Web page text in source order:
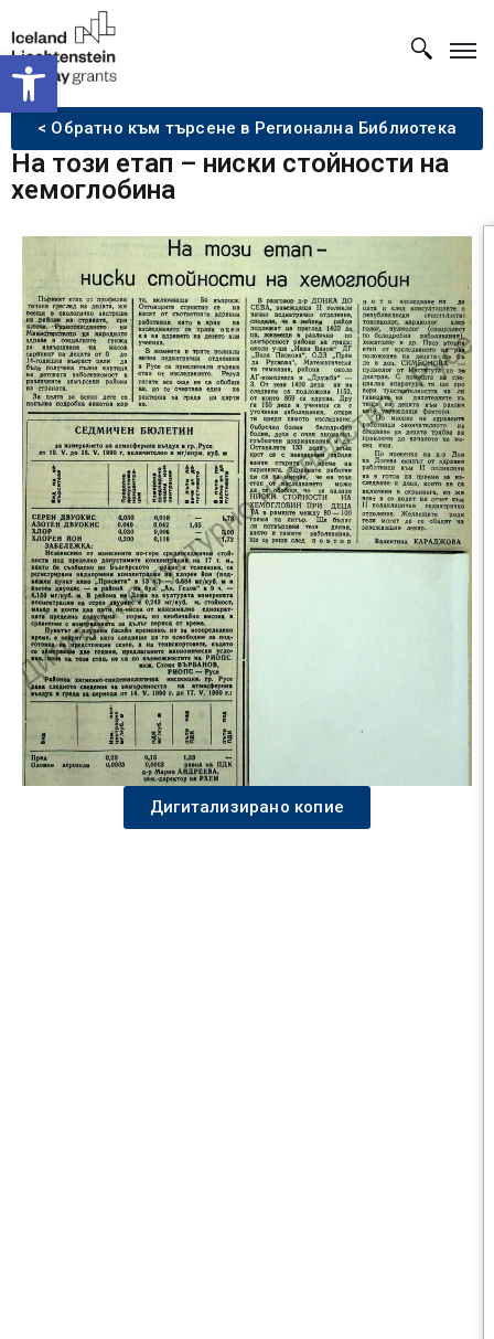
Open toolbar
< Обратно към търсене в Регионална Библиотека
На този етап – ниски стойности на
хемоглобина
Дигитализирано копие